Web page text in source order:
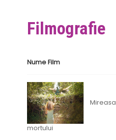
Filmografie
Nume Film
Mireasa
mortului